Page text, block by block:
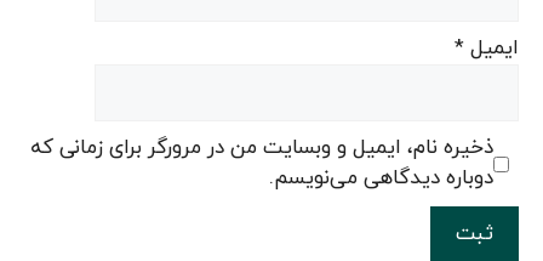
ایمیل *
ذخیره نام، ایمیل و وبسایت من در مرورگر برای زمانی که
دوباره دیدگاهی می‌نویسم.